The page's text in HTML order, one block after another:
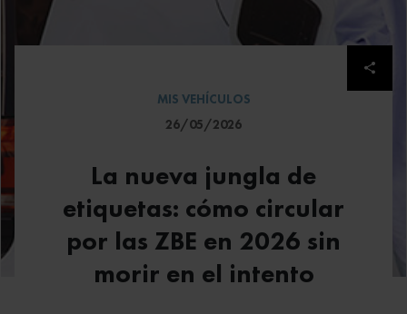
MIS VEHÍCULOS
26/05/2026
La nueva jungla de
etiquetas: cómo circular
por las ZBE en 2026 sin
morir en el intento